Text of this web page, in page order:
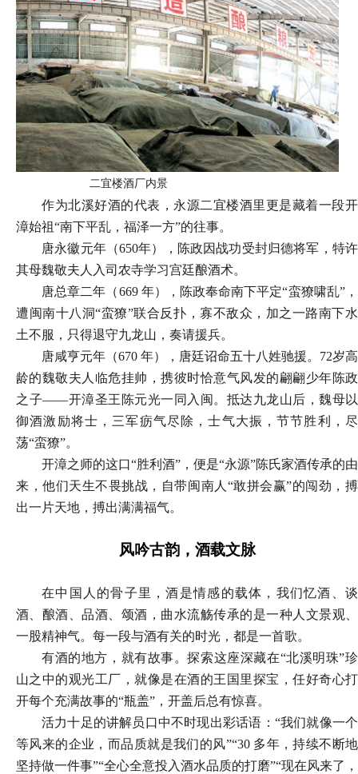
二宜楼酒厂内景
作为北溪好酒的代表，永源二宜楼酒里更是藏着一段开
漳始祖“南下平乱，福泽一方”的往事。
唐永徽元年（650年），陈政因战功受封归德将军，特许
其母魏敬夫人入司农寺学习宫廷酿酒术。
唐总章二年（669 年），陈政奉命南下平定“蛮獠啸乱”，
遭闽南十八洞“蛮獠”联合反扑，寡不敌众，加之一路南下水
土不服，只得退守九龙山，奏请援兵。
唐咸亨元年（670 年），唐廷诏命五十八姓驰援。72岁高
龄的魏敬夫人临危挂帅，携彼时恰意气风发的翩翩少年陈政
之子——开漳圣王陈元光一同入闽。抵达九龙山后，魏母以
御酒激励将士，三军疬气尽除，士气大振，节节胜利，尽
荡“蛮獠”。
开漳之师的这口“胜利酒”，便是“永源”陈氏家酒传承的由
来，他们天生不畏挑战，自带闽南人“敢拼会赢”的闯劲，搏
出一片天地，搏出满满福气。
风吟古韵，酒载文脉
在中国人的骨子里，酒是情感的载体，我们忆酒、谈
酒、酿酒、品酒、颂酒，曲水流觞传承的是一种人文景观、
一股精神气。每一段与酒有关的时光，都是一首歌。
有酒的地方，就有故事。探索这座深藏在“北溪明珠”珍
山之中的观光工厂，就像是在酒的王国里探宝，任好奇心打
开每个充满故事的“瓶盖”，开盖后总有惊喜。
活力十足的讲解员口中不时现出彩话语： “我们就像一个
等风来的企业，而品质就是我们的风”“30 多年，持续不断地
坚持做一件事”“全心全意投入酒水品质的打磨”“现在风来了，